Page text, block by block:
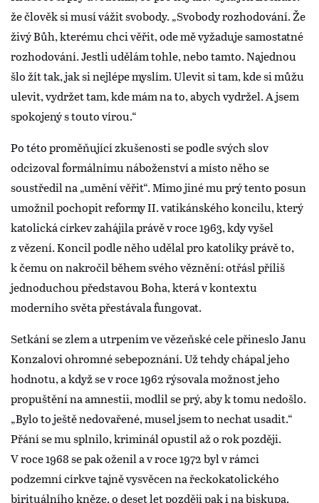
že člověk si musí vážit svobody. „Svobody rozhodování. Že
živý Bůh, kterému chci věřit, ode mě vyžaduje samostatné
rozhodování. Jestli udělám tohle, nebo tamto. Najednou
šlo žít tak, jak si nejlépe myslím. Ulevit si tam, kde si můžu
ulevit, vydržet tam, kde mám na to, abych vydržel. A jsem
spokojený s touto vírou.“
Po této proměňující zkušenosti se podle svých slov
odcizoval formálnímu náboženství a místo něho se
soustředil na „umění věřit“. Mimo jiné mu prý tento posun
umožnil pochopit reformy II. vatikánského koncilu, který
katolická církev zahájila právě v roce 1963, kdy vyšel
z vězení. Koncil podle něho udělal pro katolíky právě to,
k čemu on nakročil během svého věznění: otřásl příliš
jednoduchou představou Boha, která v kontextu
moderního světa přestávala fungovat.
Setkání se zlem a utrpením ve vězeňské cele přineslo Janu
Konzalovi ohromné sebepoznání. Už tehdy chápal jeho
hodnotu, a když se v roce 1962 rýsovala možnost jeho
propuštění na amnestii, modlil se prý, aby k tomu nedošlo.
„Bylo to ještě nedovařené, musel jsem to nechat usadit.“
Přání se mu splnilo, kriminál opustil až o rok později.
V roce 1968 se pak oženil a v roce 1972 byl v rámci
podzemní církve tajně vysvěcen na řeckokatolického
birituálního kněze, o deset let později pak i na biskupa.